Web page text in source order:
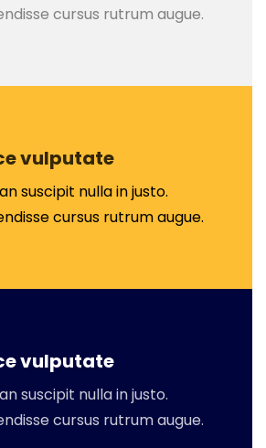
cursus rutrum augue.
vulputate
suscipit nulla in justo.
cursus rutrum augue.
vulputate
suscipit nulla in justo.
cursus rutrum augue.